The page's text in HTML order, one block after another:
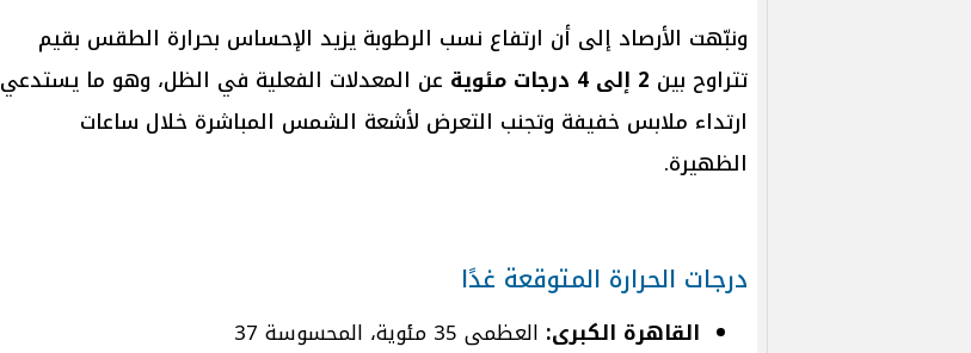
ونبّهت الأرصاد إلى أن ارتفاع نسب الرطوبة يزيد الإحساس بحرارة الطقس بقيم
تتراوح بين 2 إلى 4 درجات مئوية
عن المعدلات الفعلية في الظل، وهو ما يستدعي
ارتداء ملابس خفيفة وتجنب التعرض لأشعة الشمس المباشرة خلال ساعات
الظهيرة.
درجات الحرارة المتوقعة غدًا
القاهرة الكبرى: العظمى 35 مئوية، المحسوسة 37